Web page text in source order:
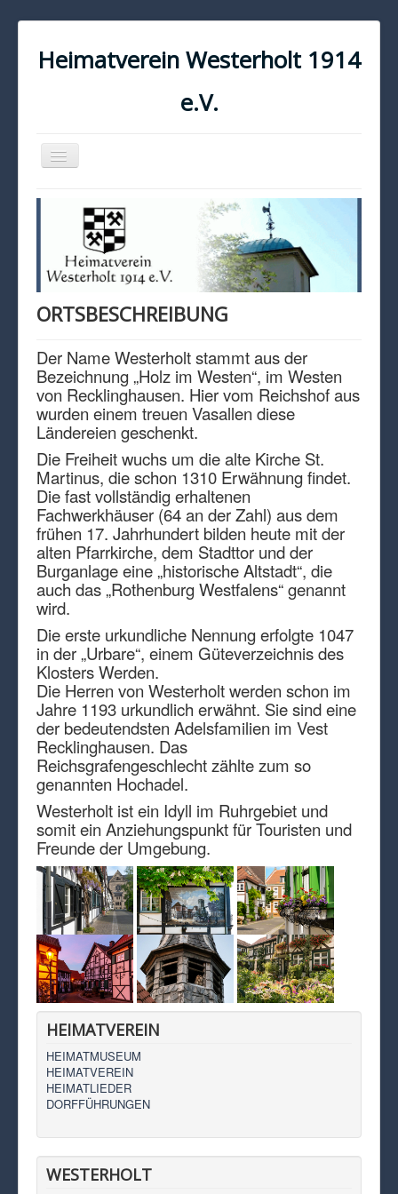
Heimatverein Westerholt 1914
e.V.
Navigation
an/aus
KONTAKT
IMPRESSUM
DATENSCHUTZ
ORTSBESCHREIBUNG
Der Name Westerholt stammt aus der
Bezeichnung „Holz im Westen“, im Westen
von Recklinghausen. Hier vom Reichshof aus
wurden einem treuen Vasallen diese
Ländereien geschenkt.
Die Freiheit wuchs um die alte Kirche St.
Martinus, die schon 1310 Erwähnung findet.
Die fast vollständig erhaltenen
Fachwerkhäuser (64 an der Zahl) aus dem
frühen 17. Jahrhundert bilden heute mit der
alten Pfarrkirche, dem Stadttor und der
Burganlage eine „historische Altstadt“, die
auch das „Rothenburg Westfalens“ genannt
wird.
Die erste urkundliche Nennung erfolgte 1047
in der „Urbare“, einem Güteverzeichnis des
Klosters Werden.
Die Herren von Westerholt werden schon im
Jahre 1193 urkundlich erwähnt. Sie sind eine
der bedeutendsten Adelsfamilien im Vest
Recklinghausen. Das
Reichsgrafengeschlecht zählte zum so
genannten Hochadel.
Westerholt ist ein Idyll im Ruhrgebiet und
somit ein Anziehungspunkt für Touristen und
Freunde der Umgebung.
HEIMATVEREIN
HEIMATMUSEUM
HEIMATVEREIN
HEIMATLIEDER
DORFFÜHRUNGEN
WESTERHOLT